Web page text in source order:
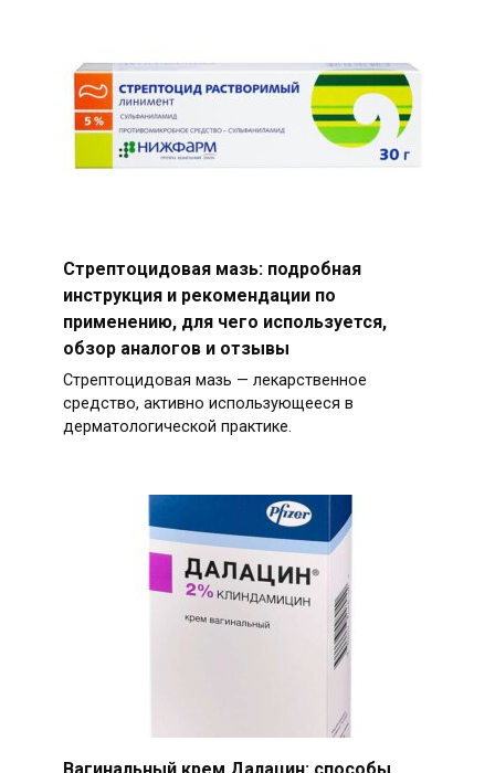
Стрептоцидовая мазь: подробная
инструкция и рекомендации по
применению, для чего используется,
обзор аналогов и отзывы
Стрептоцидовая мазь — лекарственное
средство, активно использующееся в
дерматологической практике.
Вагинальный крем Далацин: способы